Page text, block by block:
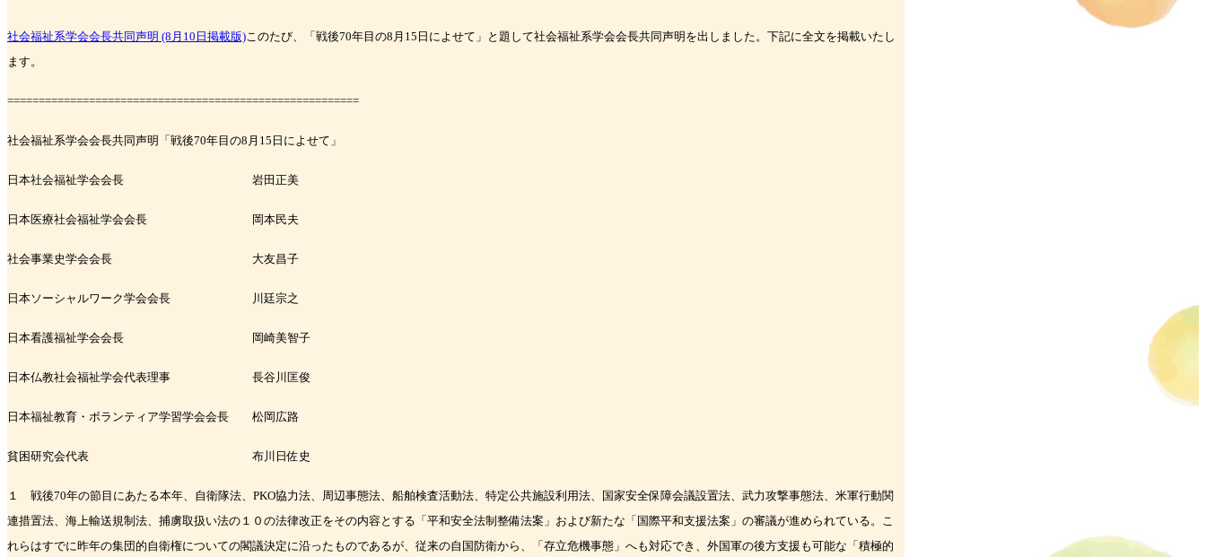
社会福祉系学会会長共同声明 (8月10日掲載版) このたび、「戦後70年目の8 月 15 日によせて」と題して社会福祉系学会会長共同声明を出しました。 下記に全文を掲載いたし
ます。
========================================================
社会福祉系学会会長共同声明「戦後70年目の8 月 15 日によせて」
日本社会福祉学会会長 岩田正美
日本医療社会福祉学会会長 岡本民夫
社会事業史学会会長 大友昌子
日本ソーシャルワーク学会会長 川廷宗之
日本看護福祉学会会長 岡崎美智子
日本仏教社会福祉学会代表理事 長谷川匡俊
日本福祉教育・ボランティア学習学会会長 松岡広路
貧困研究会代表 布川日佐史
１ 戦後70年の節目にあたる本年、自衛隊法、 PKO協力法、周辺事態法、船舶検査活動法、 特定公共施設利用法、国家安全保障会議設置法、武力攻撃事態法、米軍行動関
連措置法、 海上輸送規制法、捕虜取扱い法の１０の法律改正をその内容とする「平和安全法制整備法案」および新たな「国際平和支援法案」の審議が進められている。こ
れらはすでに昨年の集団的自衛権についての閣議決定に沿ったものであるが、従来の自国防衛から、「存立危機事態」へも対応でき、外国軍の後方支援も可能な「積極的